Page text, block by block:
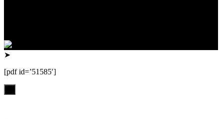
➤
[pdf id=’51585′]